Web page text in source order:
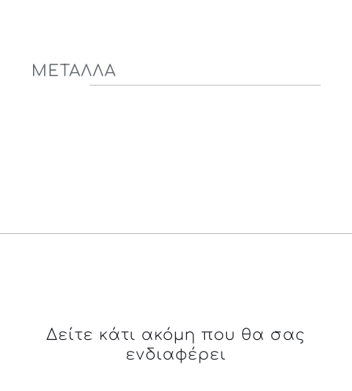
ΜΕΤΑΛΛΑ
Δείτε κάτι ακόμη που θα σας
ενδιαφέρει